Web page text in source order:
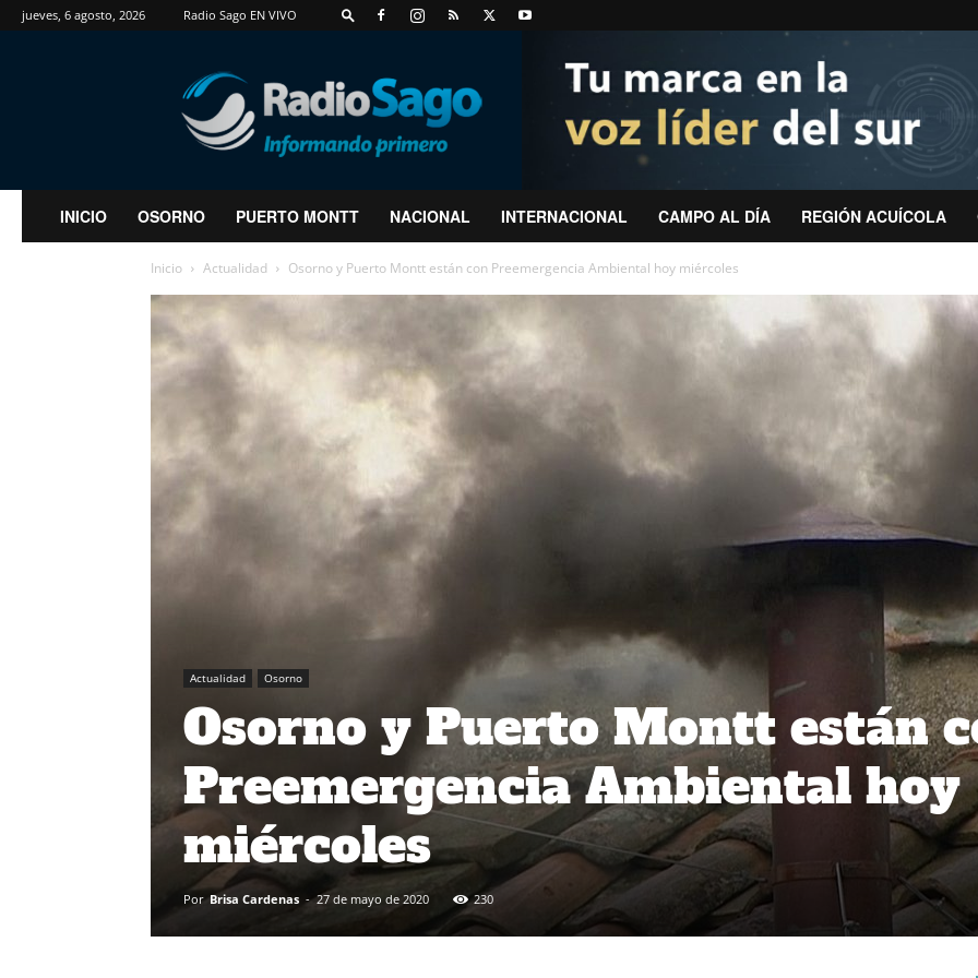
jueves, 6 agosto, 2026 Radio Sago EN VIVO
RadioSago
INICIO OSORNO PUERTO MONTT NACIONAL INTERNACIONAL CAMPO AL DÍA REGIÓN ACUÍCOLA
Inicio Actualidad Osorno y Puerto Montt están con Preemergencia Ambiental hoy miércoles
Actualidad Osorno
Osorno y Puerto Montt están
Preemergencia Ambiental hoy
miércoles
Por Brisa Cardenas - 27 de mayo de 2020 230